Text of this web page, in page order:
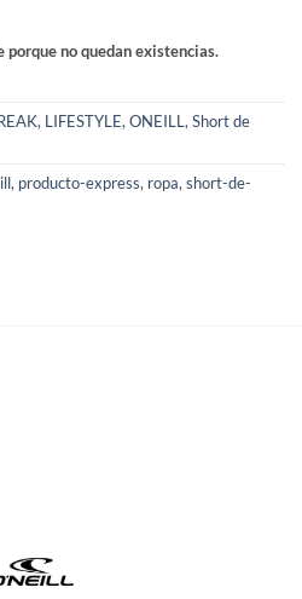
porque no quedan existencias.
, LIFESTYLE, ONEILL , Short de
, producto-express, ropa, short-de-